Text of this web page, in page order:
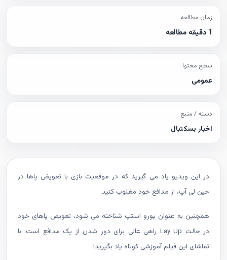
زمان مطالعه
1 دقیقه مطالعه
سطح محتوا
عمومی
دسته / منبع
اخبار بسکتبال
در این ویدیو یاد می گیرید که در موقعیت بازی با تعویض پاها در
حین لی آپ، از مدافع خود مغلوب کنید.
همچنین به عنوان یورو استپ شناخته می شود، تعویض پاهای خود
در حالت Lay Up راهی عالی برای دور شدن از یک مدافع است. با
تماشای این فیلم آموزشی کوتاه یاد بگیرید!